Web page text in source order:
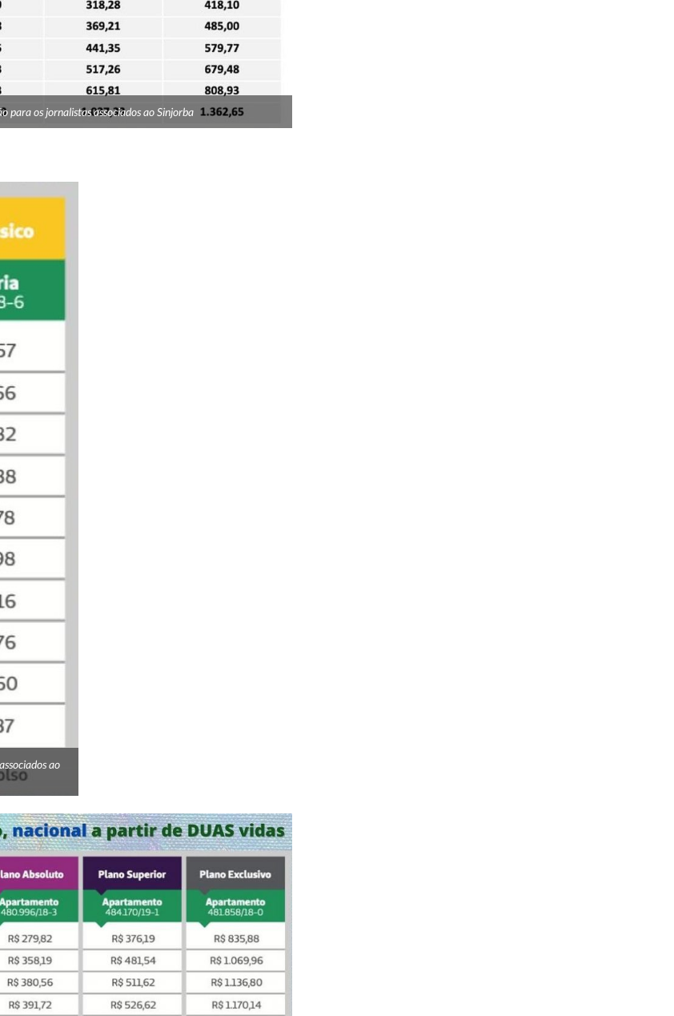
para os jornalistas associados ao Sinjorba
ao